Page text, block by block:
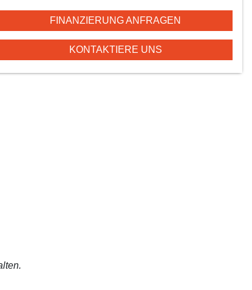
FINANZIERUNG ANFRAGEN
KONTAKTIERE UNS